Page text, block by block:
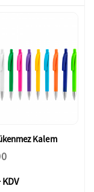
Kalem